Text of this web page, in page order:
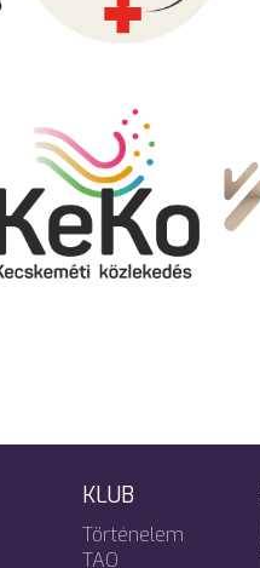
KLUB
Történelem
TAO